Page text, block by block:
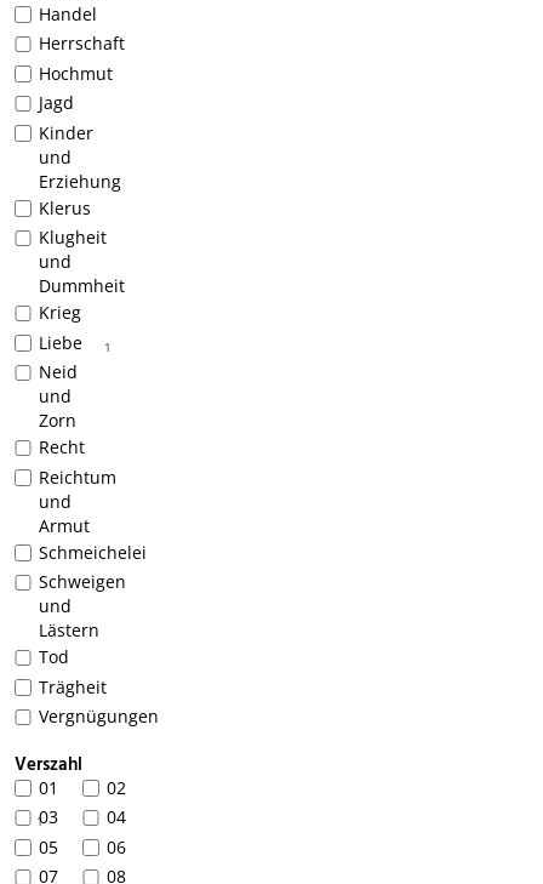
Handel
Herrschaft
Hochmut
Jagd
Kinder
und
Erziehung
Klerus
Klugheit
und
Dummheit
Krieg
1
Liebe
Neid
und
Zorn
Recht
Reichtum
und
Armut
Schmeichelei
Schweigen
und
Lästern
Tod
Trägheit
Vergnügungen
Verszahl
01 02
103
04
05
06
07
08